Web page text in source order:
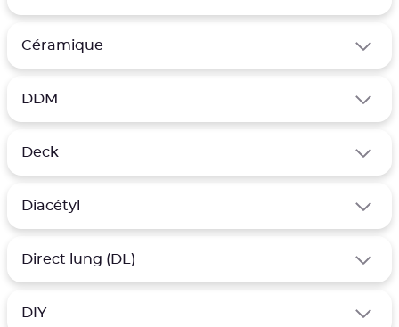
Céramique
DDM
Deck
Diacétyl
Direct lung (DL)
DIY